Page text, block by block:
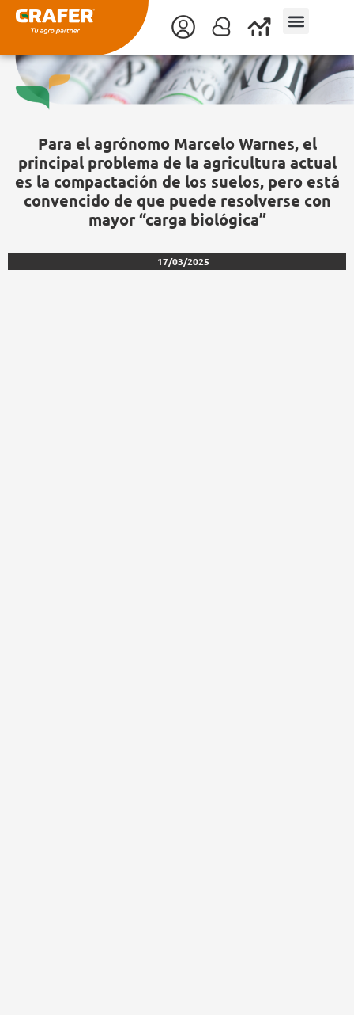
contenido
Para el agrónomo Marcelo Warnes, el
principal problema de la agricultura actual
es la compactación de los suelos, pero está
convencido de que puede resolverse con
mayor “carga biológica”
17/03/2025